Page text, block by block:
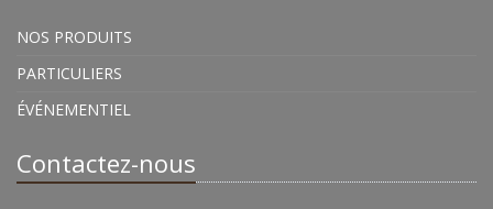
NOS PRODUITS
PARTICULIERS
ÉVÉNEMENTIEL
Contactez-nous